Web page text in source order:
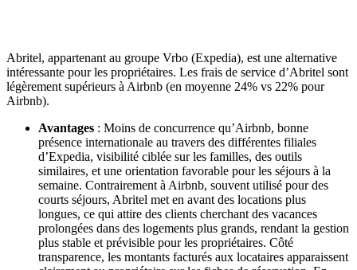
Abritel, appartenant au groupe Vrbo (Expedia), est une alternative
intéressante pour les propriétaires. Les frais de service d’Abritel sont
légèrement supérieurs à Airbnb (en moyenne 24% vs 22% pour
Airbnb).
Avantages : Moins de concurrence qu’Airbnb, bonne
présence internationale au travers des différentes filiales
d’Expedia, visibilité ciblée sur les familles, des outils
similaires, et une orientation favorable pour les séjours à la
semaine. Contrairement à Airbnb, souvent utilisé pour des
courts séjours, Abritel met en avant des locations plus
longues, ce qui attire des clients cherchant des vacances
prolongées dans des logements plus grands, rendant la gestion
plus stable et prévisible pour les propriétaires. Côté
transparence, les montants facturés aux locataires apparaissent